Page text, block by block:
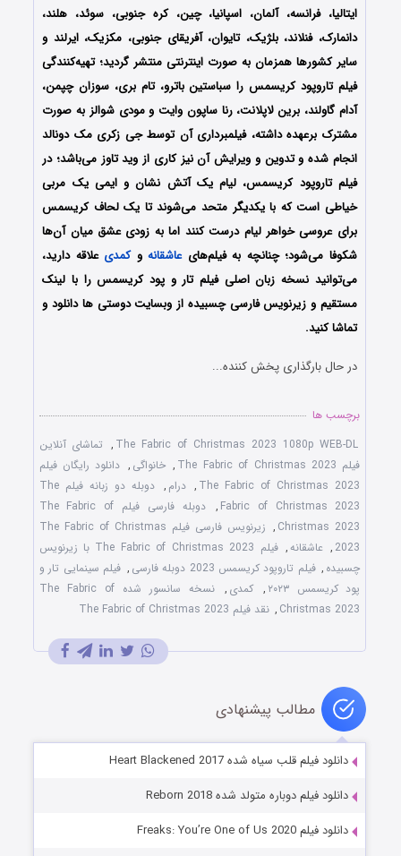
ایتالیا، فرانسه، آلمان، اسپانیا، چین، کره جنوبی، سوئد، هلند،
دانمارک، فنلاند، بلژیک، تایوان، آفریقای جنوبی، مکزیک، ایرلند و
سایر کشورها همزمان به صورت اینترنتی منتشر گردید؛ تهیه‌کنندگی
فیلم تاروپود کریسمس را سباستین باترو، تام بری، سوزان چپمن،
آدام گاولند، برین لاپلانت، رنا ساپون وایت و مودی شوالز به صورت
مشترک برعهده داشته، فیلمبرداری آن توسط جی زکری مک دونالد
انجام شده و تدوین و ویرایش آن نیز کاری از وید تاوز می‌باشد؛ در
فیلمتاروپود کریسمس، لیام یک آتش نشان و ایمی یک مربی
خیاطی است که با یکدیگر متحد می‌شوند تا یک لحاف کریسمس
برای عروسی خواهر لیام درست کنند اما به زودی عشق میان آن‌ها
شکوفا می‌شود؛چنانچه به فیلم‌هایعاشقانهوکمدی علاقه دارید،
می‌توانید نسخه زبان اصلی فیلم تار و پود کریسمس را با ‌لینک
مستقیم و زیرنویس فارسی چسبیده از وبسایت دوستی ها دانلود و
تماشا کنید.
در حال بارگذاری پخش کننده...
برچسب ها
The Fabric of Christmas 2023 1080p WEB-DL
, تماشای آنلاین
فیلم The Fabric of Christmas 2023
, خانواگی , دانلود رایگان فیلم
The Fabric of Christmas 2023
, درام ,
دوبله دو زبانه فیلم The
Fabric of Christmas 2023
,
دوبله فارسی فیلم The Fabric of
Christmas 2023
,
زیرنویس فارسی فیلم The Fabric of Christmas
2023
, عاشقانه,
فیلم The Fabric of Christmas 2023 با زیرنویس
چسبیده , فیلم تاروپود کریسمس 2023 دوبله فارسی , فیلم سینمایی تار و
پود کریسمس ۲۰۲۳
, کمدی ,
نسخه سانسور شده The Fabric of
Christmas 2023
, نقد فیلم The Fabric of Christmas 2023
مطالب پیشنهادی
دانلود فیلم قلب سیاه شده Heart Blackened 2017
دانلود فیلم دوباره متولد شده Reborn 2018
دانلود فیلم Freaks: You’re One of Us 2020